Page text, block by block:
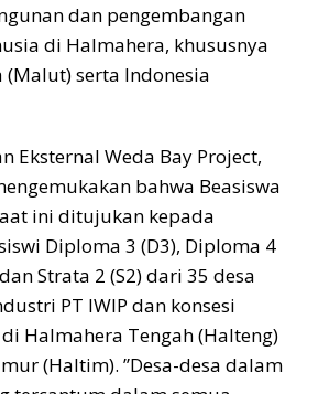
dan pengembangan
di Halmahera, khususnya
serta Indonesia
Eksternal Weda Bay Project,
bahwa Beasiswa
ini ditujukan kepada
Diploma 3 (D3), Diploma 4
Strata 2 (S2) dari 35 desa
PT IWIP dan konsesi
Halmahera Tengah (Halteng)
(Haltim). ”Desa-desa dalam